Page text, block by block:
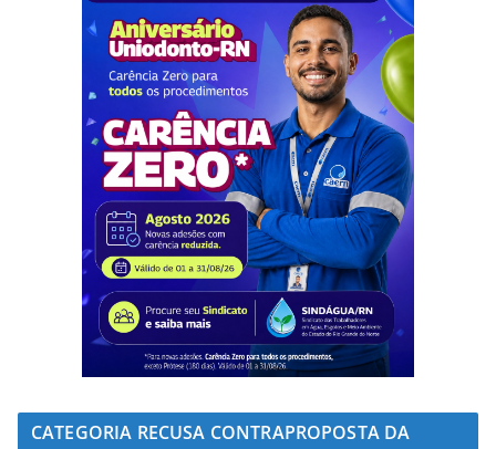
CATEGORIA RECUSA CONTRAPROPOSTA DA